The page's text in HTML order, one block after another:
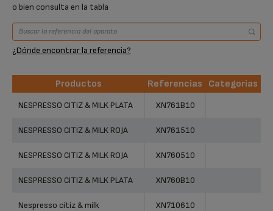
o bien consulta en la tabla
¿Dónde encontrar la referencia?
Productos Referencias
Categorias
NESPRESSO CITIZ & MILK PLATA XN761B10
NESPRESSO CITIZ & MILK ROJA XN761510
NESPRESSO CITIZ & MILK ROJA XN760510
NESPRESSO CITIZ & MILK PLATA XN760B10
Nespresso citiz & milk XN710610